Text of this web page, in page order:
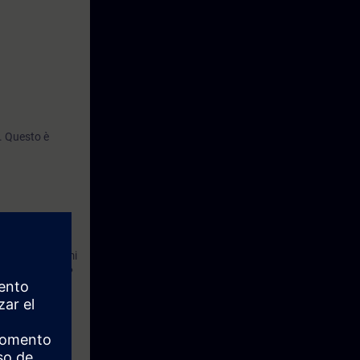
Questo è
dei problemi
STEP